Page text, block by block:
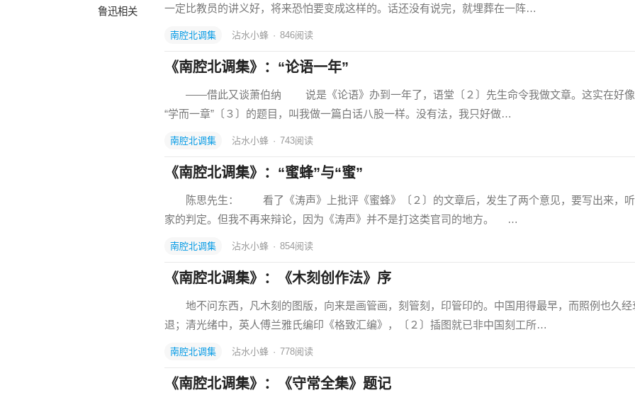
鲁迅相关
一定比教员的讲义好，将来恐怕要变成这样的。话还没有说完，就埋葬在一阵…
南腔北调集 沾水小蜂 · 846阅读
《南腔北调集》：“论语一年”
——借此又谈萧伯纳 说是《论语》办到一年了，语堂〔２〕先生命令我做文章。这实在好像
“学而一章”〔３〕的题目，叫我做一篇白话八股一样。没有法，我只好做…
南腔北调集 沾水小蜂 · 743阅读
《南腔北调集》：“蜜蜂”与“蜜”
陈思先生： 看了《涛声》上批评《蜜蜂》〔２〕的文章后，发生了两个意见，要写出来，听
家的判定。但我不再来辩论，因为《涛声》并不是打这类官司的地方。 …
南腔北调集 沾水小蜂 · 854阅读
《南腔北调集》：《木刻创作法》序
地不问东西，凡木刻的图版，向来是画管画，刻管刻，印管印的。中国用得最早，而照例也久经
退；清光绪中，英人傅兰雅氏编印《格致汇编》，〔２〕插图就已非中国刻工所…
南腔北调集 沾水小蜂 · 778阅读
《南腔北调集》：《守常全集》题记